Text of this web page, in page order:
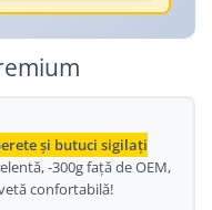
și butuci sigilați
-300g față de OEM,
confortabilă!